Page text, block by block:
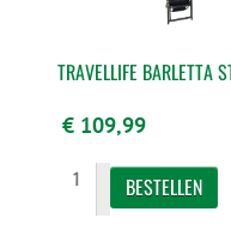
TRAVELLIFE BARLETTA
€ 109,99